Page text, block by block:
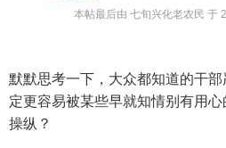
本帖最后由 七旬兴化老农民 于
默默思考一下，大众都知道的干
定更容易被某些早就知情别有用
操纵？